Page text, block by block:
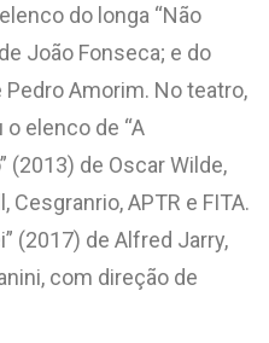
do longa “Não
João Fonseca; e do
Pedro Amorim. No teatro,
elenco de “A
(2013) de Oscar Wilde,
APTR e FITA.
(2017) de Alfred Jarry,
com direção de